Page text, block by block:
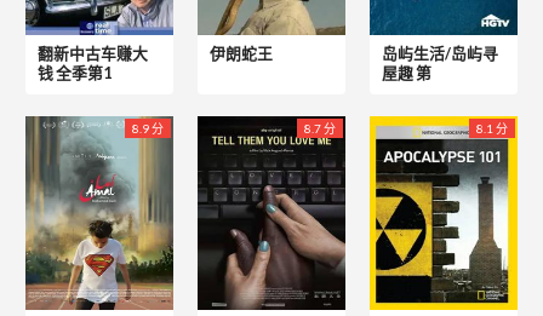
翻新中古车赚大
钱 全季第1
伊朗蛇王
岛屿生活/岛屿寻
屋趣 第
8.9 分 8.7 分 8.1 分